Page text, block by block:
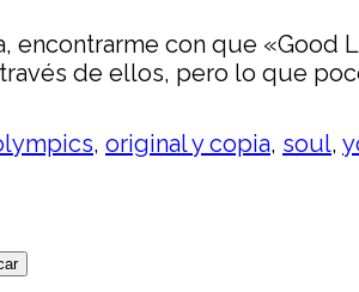
encontrarme con que «Good
de ellos, pero lo que
, original y copia, soul,